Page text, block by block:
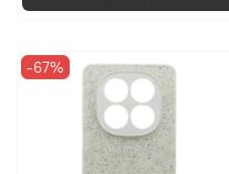
-67%